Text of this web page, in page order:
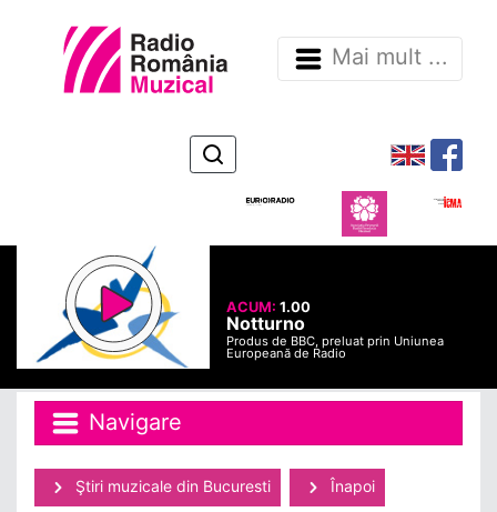
Mai mult ...
ACUM:1.00
Notturno
Produs de BBC, preluat prin Uniunea
Europeană de Radio
Navigare
Ştiri muzicale din Bucuresti Înapoi